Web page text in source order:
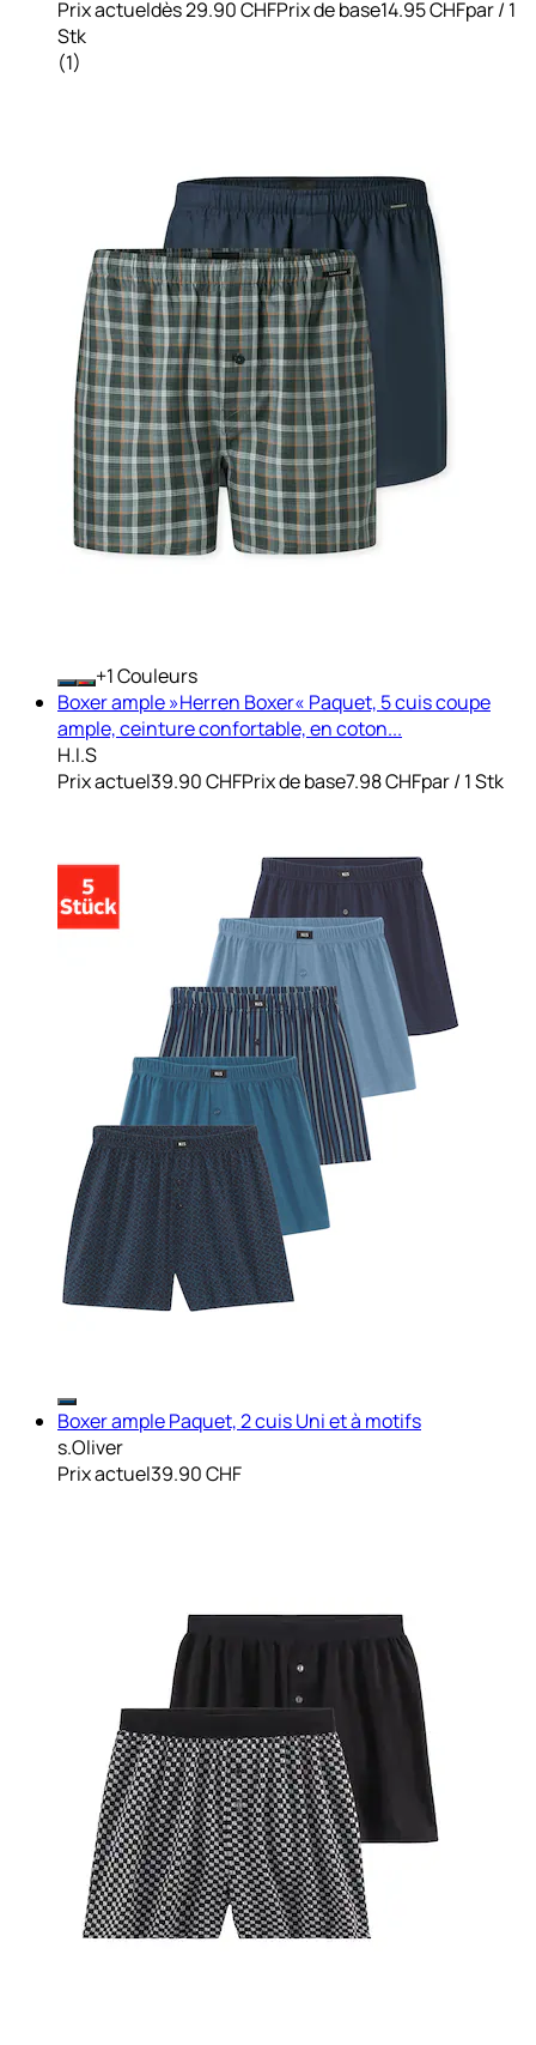
Prix actueldès29.90 CHFPrix de base14.95 CHFpar/ 1
Stk
(1)
+ Couleurs
Boxer ample »Herren Boxer« Paquet, 5 cuis coupe
ample, ceinture confortable, en coton...
H.I.S
Prix actuel39.90 CHFPrix de base7.98 CHFpar/ 1 Stk
Boxer ample Paquet, 2 cuis Uni et à motifs
s.Oliver
Prix actuel39.90 CHF